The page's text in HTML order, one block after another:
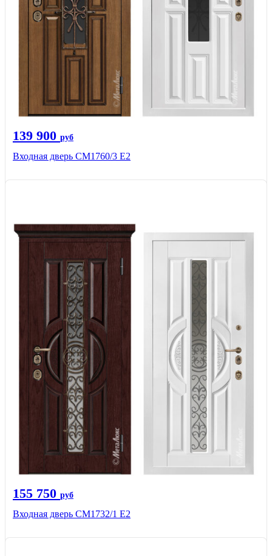
139 900 руб
Входная дверь CМ1760/3 Е2
155 750 руб
Входная дверь СМ1732/1 Е2